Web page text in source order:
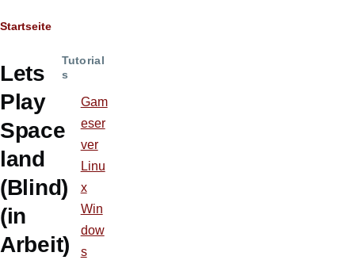
Startseite
Lets
Play
Space
land
(Blind)
(in
Arbeit)
Tutorial
s
Gam
eser
ver
Linu
x
Win
dow
s